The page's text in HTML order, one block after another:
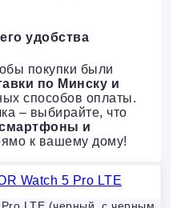
удобства
покупки были
по Минску и
способов оплаты.
– выбирайте, что
и
к вашему дому!
LTE (черный, с черным